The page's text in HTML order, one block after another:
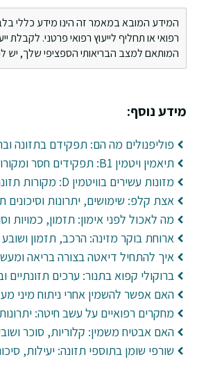
המידע המובא במאמר זה הינו מידע כללי בלבד
רפואי או תחליף לייעוץ רפואי פרטני. לקבלת
המותאם למצב הבריאותי הספציפי שלך, יש
מידע נוסף:
פוליפנולים מה הם: תפקידם בתזונה
תיאמין ויטמין B1: תפקידים חסר ומקורות
מזונות עשירים בוויטמין D: מקורות תזונתיים ושילובים חכמים
אצת קלפ: שימושים, יתרונות וסיכונים
מה לאכול לפני אימון: תזמון, כמויות
ארוחת בוקר מזינה: הרכב, תזמון ושובע
איך להתחיל דיאטה בצורה בריאה
ברוקולי קפוא בתנור: ערכים תזונתיים
האם אפשר להשמין אחרי ניתוח מיני
מחקרים רפואיים על עשב חיטה:
האם אבטיח משמין: קלוריות, סוכר
שורפי שומן בתוספי תזונה: יעילות,